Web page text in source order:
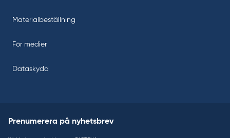
Materialbeställning
För medier
Dataskydd
Prenumerera på nyhetsbrev